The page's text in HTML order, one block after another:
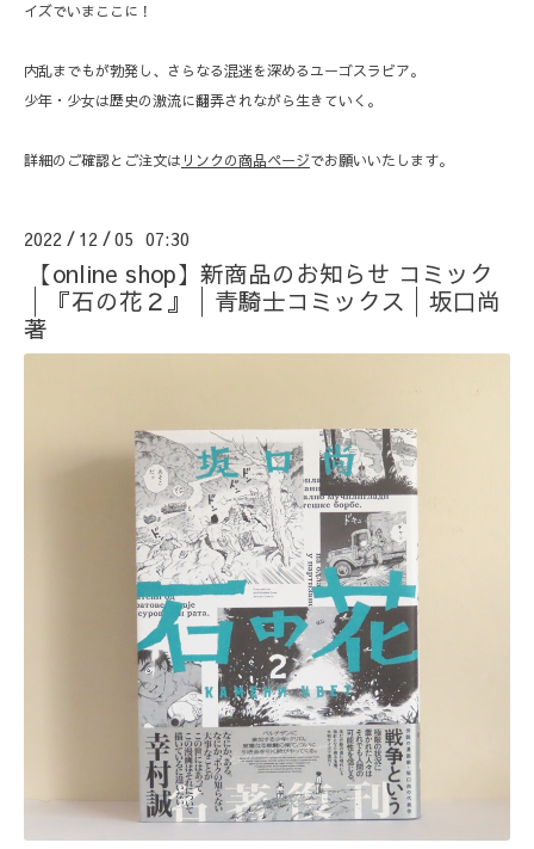
イズでいまここに！
内乱までもが勃発し、さらなる混迷を深めるユーゴスラビア。
少年・少女は歴史の激流に翻弄されながら生きていく。
詳細のご確認とご注文は リンクの商品ページでお願いいたします。
2022 / 12 /05 07:30
【online shop】新商品のお知らせ コミック
│『石の花２』│青騎士コミックス│坂口尚
著